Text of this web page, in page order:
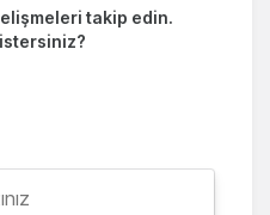
takip edin.
istersiniz?